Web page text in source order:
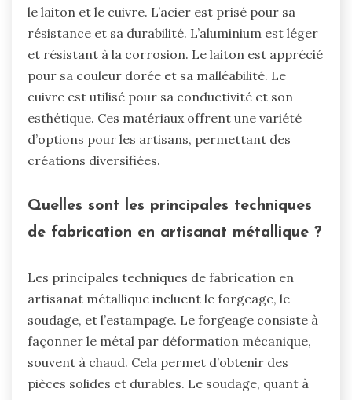
le laiton et le cuivre. L’acier est prisé pour sa
résistance et sa durabilité. L’aluminium est léger
et résistant à la corrosion. Le laiton est apprécié
pour sa couleur dorée et sa malléabilité. Le
cuivre est utilisé pour sa conductivité et son
esthétique. Ces matériaux offrent une variété
d’options pour les artisans, permettant des
créations diversifiées.
Quelles sont les principales techniques
de fabrication en artisanat métallique ?
Les principales techniques de fabrication en
artisanat métallique incluent le forgeage, le
soudage, et l’estampage. Le forgeage consiste à
façonner le métal par déformation mécanique,
souvent à chaud. Cela permet d’obtenir des
pièces solides et durables. Le soudage, quant à